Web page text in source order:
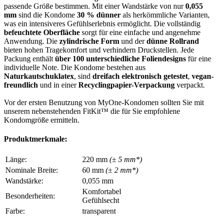
passende Größe bestimmen. Mit einer Wandstärke von nur0,055
mm sind die Kondome 30 % dünner als herkömmliche Varianten,
was ein intensiveres Gefühlserlebnis ermöglicht. Die vollständig
befeuchtete Oberfläche sorgt für eine einfache und angenehme
Anwendung. Die zylindrische Form und derdünne Rollrand
bieten hohen Tragekomfort und verhindern Druckstellen. Jede
Packung enthält über 100 unterschiedliche Foliendesigns für eine
individuelle Note. Die Kondome bestehen aus
Naturkautschuklatex, sind dreifach elektronisch getestet, vegan-
freundlich und in einerRecyclingpapier-Verpackung verpackt.
Vor der ersten Benutzung von MyOne-Kondomen sollten Sie mit
unserem nebenstehenden FitKit™ die für Sie empfohlene
Kondomgröße ermitteln.
Produktmerkmale:
Länge: 220 mm (± 5 mm*)
Nominale Breite:
60 mm (± 2 mm*)
Wandstärke:
0,055 mm
Besonderheiten:
Komfortabel
Gefühlsecht
Farbe:
transparent